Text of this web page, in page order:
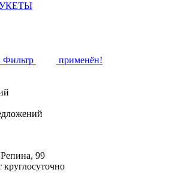
Фильтр
применён!
Репина, 99
круглосуточно